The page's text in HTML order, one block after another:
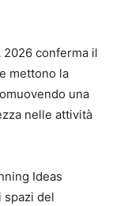
2026 conferma il
mettono la
una
nelle attività
Ideas
spazi del